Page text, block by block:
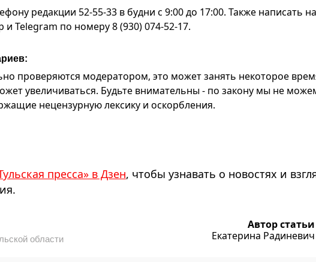
редакции 52-55-33 в будни с 9:00 до 17:00. Также написать
Telegram по номеру 8 (930) 074-52-17.
проверяются модератором, это может занять некоторое
увеличиваться. Будьте внимательны - по закону мы не
нецензурную лексику и оскорбления.
пресса» в Дзен, чтобы узнавать о новостях и
области
Автор статьи
Екатерина Радиневич